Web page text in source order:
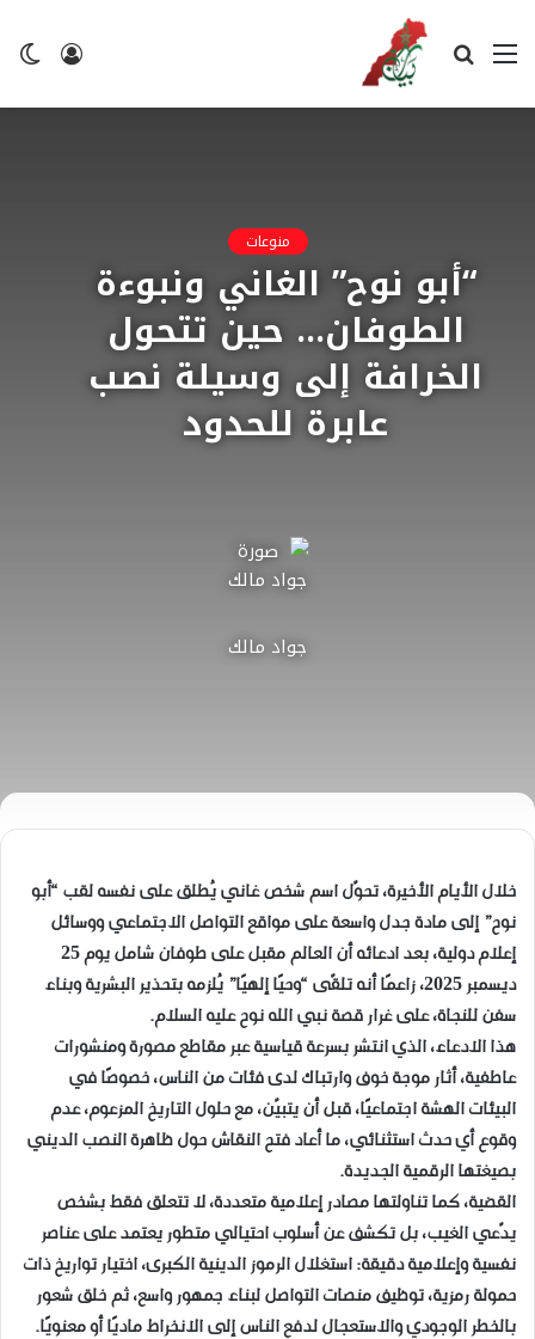
تسجيل
القائمة بحث
منوعات
“أبو نوح” الغاني ونبوءة
الطوفان… حين تتحول
الخرافة إلى وسيلة نصب
عابرة للحدود
جواد مالك
خلال الأيام الأخيرة، تحوّل اسم شخص غاني يُطلق على نفسه لقب “أبو
نوح” إلى مادة جدل واسعة على مواقع التواصل الاجتماعي ووسائل
إعلام دولية، بعد ادعائه أن العالم مقبل على طوفان شامل يوم 25
ديسمبر 2025، زاعمًا أنه تلقّى “وحيًا إلهيًا” يُلزمه بتحذير البشرية وبناء
سفن للنجاة، على غرار قصة نبي الله نوح عليه السلام.
هذا الادعاء، الذي انتشر بسرعة قياسية عبر مقاطع مصورة ومنشورات
عاطفية، أثار موجة خوف وارتباك لدى فئات من الناس، خصوصًا في
البيئات الهشة اجتماعيًا، قبل أن يتبيّن، مع حلول التاريخ المزعوم، عدم
وقوع أي حدث استثنائي، ما أعاد فتح النقاش حول ظاهرة النصب الديني
بصيغتها الرقمية الجديدة.
القضية، كما تناولتها مصادر إعلامية متعددة، لا تتعلق فقط بشخص
يدّعي الغيب، بل تكشف عن أسلوب احتيالي متطور يعتمد على عناصر
نفسية وإعلامية دقيقة: استغلال الرموز الدينية الكبرى، اختيار تواريخ ذات
حمولة رمزية، توظيف منصات التواصل لبناء جمهور واسع، ثم خلق شعور
بالخطر الوجودي والاستعجال لدفع الناس إلى الانخراط ماديًا أو معنويًا.